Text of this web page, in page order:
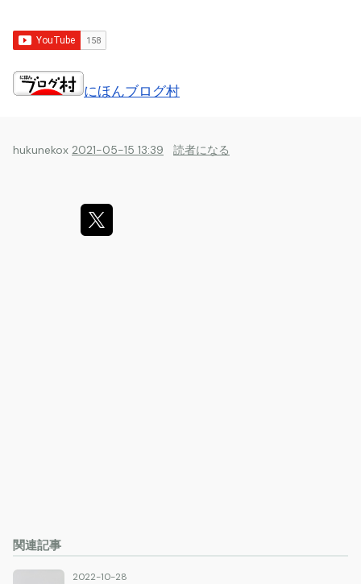
にほんブログ村
hukunekox 2021-05-15 13:39 読者になる
関連記事
2022-10-28